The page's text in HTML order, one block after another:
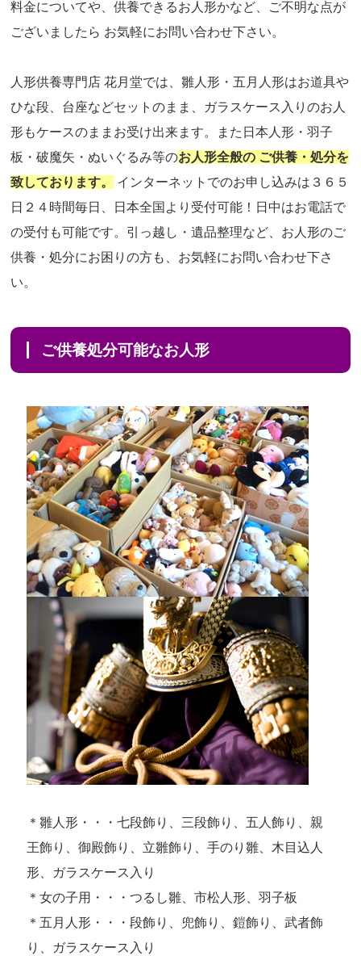
料金についてや、供養できるお人形かなど、ご不明な点が
ございましたら お気軽にお問い合わせ下さい。
人形供養専門店 花月堂では、雛人形・五月人形はお道具や
ひな段、台座などセットのまま、ガラスケース入りのお人
形もケースのままお受け出来ます。また日本人形・羽子
板・破魔矢・ぬいぐるみ等のお人形全般の ご供養・処分を
致しております。
インターネットでのお申し込みは３６５
日２４時間毎日、日本全国より受付可能！日中はお電話で
の受付も可能です。引っ越し・遺品整理など、お人形のご
供養・処分にお困りの方も、お気軽にお問い合わせ下さ
い。
ご供養処分可能なお人形
＊雛人形・・・七段飾り、三段飾り、五人飾り、親
王飾り、御殿飾り、立雛飾り、手のり雛、木目込人
形、ガラスケース入り
＊女の子用・・・つるし雛、市松人形、羽子板
＊五月人形・・・段飾り、兜飾り、鎧飾り、武者飾
り、ガラスケース入り